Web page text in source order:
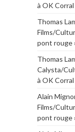
à OK
Thomas
Films/
pont rouge
Thomas
Calysta/
à OK
Alain
Films/
pont rouge